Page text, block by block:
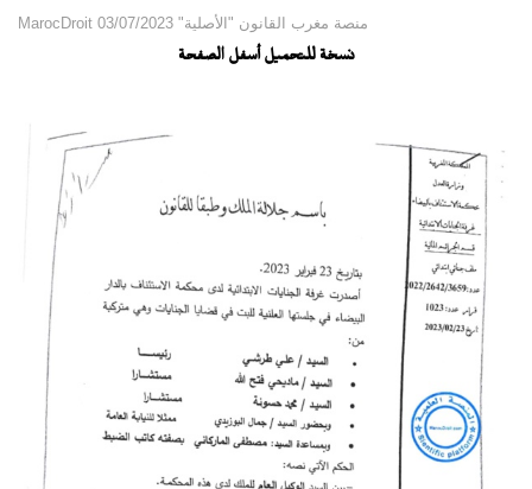
MarocDroit منصة مغرب القانون "الأصلية" 03/07/2023
نسخة للتحميل أسفل الصفحة